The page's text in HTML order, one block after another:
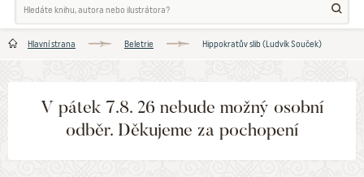
Hlavní strana Beletrie Hippokratův slib (Ludvík Souček)
V pátek 7.8. 26 nebude možný osobní
odběr. Děkujeme za pochopení